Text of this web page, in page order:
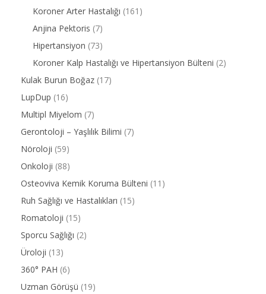
Koroner Arter Hastalığı (161)
Anjina Pektoris (7)
Hipertansiyon (73)
Koroner Kalp Hastalığı ve Hipertansiyon Bülteni (2)
Kulak Burun Boğaz (17)
LupDup (16)
Multipl Miyelom (7)
Gerontoloji – Yaşlılık Bilimi (7)
Nöroloji (59)
Onkoloji (88)
Osteoviva Kemik Koruma Bülteni (11)
Ruh Sağlığı ve Hastalıkları (15)
Romatoloji (15)
Sporcu Sağlığı (2)
Üroloji (13)
360° PAH (6)
Uzman Görüşü (19)